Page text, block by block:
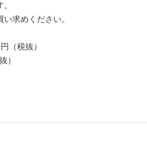
求めください。
（税抜）
）